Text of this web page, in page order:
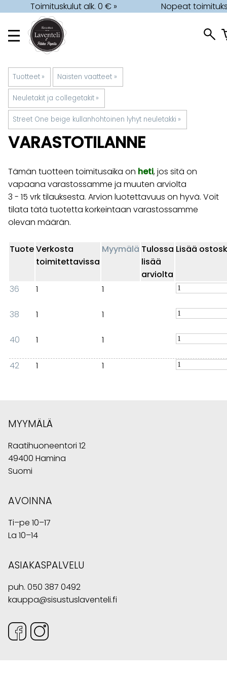
Toimituskulut alk. 0 € » Nopeat
Tuotteet ‪» Naisten vaatteet ‪»
Neuletakit ja collegetakit ‪»
Street One beige kullanhohtoinen lyhyt neuletakki ‪»
VARASTOTILANNE
Tämän tuotteen toimitusaika on heti, jos sitä on
vapaana varastossamme ja muuten arviolta
3 - 15 vrktilauksesta. Arvion luotettavuus on hyvä. Voit
tilata tätä tuotetta korkeintaan varastossamme
olevan määrän.
TuoteVerkosta
toimitettavissa
Myymälä Tulossa
lisää
arviolta
Lisää
36 1 1
38 1 1
40 1 1
42 1 1
MYYMÄLÄ
Raatihuoneentori 12
49400 Hamina
Suomi
AVOINNA
Ti–pe 10–17
La 10–14
ASIAKASPALVELU
puh. 050 387 0492
kauppa@sisustuslaventeli.fi